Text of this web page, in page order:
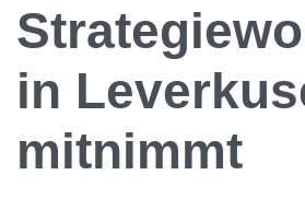
in
mitnimmt